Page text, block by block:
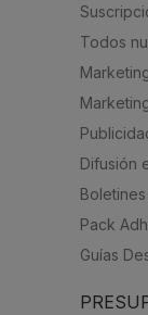
Todos
Difusión
Pack
Guías